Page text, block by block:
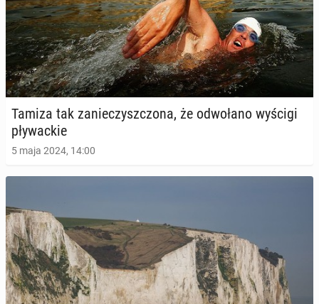
Tamiza tak za­nie­czysz­czo­na, że od­wo­ła­no wyścigi
pły­wac­kie
5 maja 2024, 14:00